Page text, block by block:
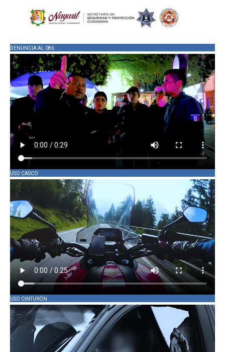
DENUNCIA AL 086
USO CASCO
USO CINTURÓN